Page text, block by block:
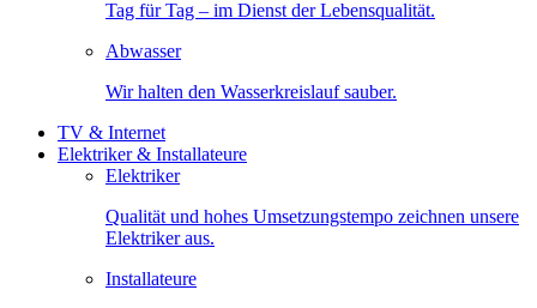
Tag für Tag – im Dienst der Lebensqualität.
Abwasser
Wir halten den Wasserkreislauf sauber.
TV & Internet
Elektriker & Installateure
Elektriker
Qualität und hohes Umsetzungstempo zeichnen unsere
Elektriker aus.
Installateure